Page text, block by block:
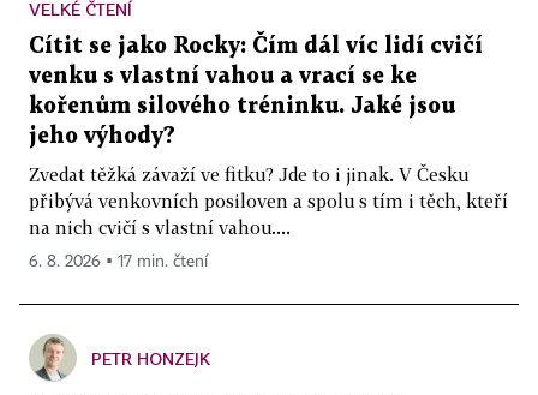
VELKÉ ČTENÍ
Cítit se jako Rocky: Čím dál víc lidí cvičí
venku s vlastní vahou a vrací se ke
kořenům silového tréninku. Jaké jsou
jeho výhody?
Zvedat těžká závaží ve fitku? Jde to i jinak. V Česku
přibývá venkovních posiloven a spolu s tím i těch, kteří
na nich cvičí s vlastní vahou....
6. 8. 2026 ▪ 17 min. čtení
PETR HONZEJK